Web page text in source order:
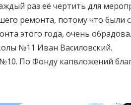
раз её чертить для
ремонта, потому что были
этого года, очень
№11 Иван Василовский.
По Фонду капвложений